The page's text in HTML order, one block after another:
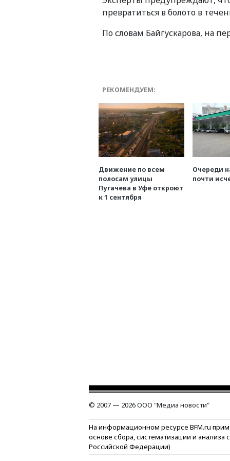
превратиться в болото в
По словам Байгускарова, на
РЕКОМЕНДУЕМ:
Движение по всем
полосам улицы
Пугачева в Уфе откроют
к 1 сентября
Очереди
почти
© 2007 — 2026 ООО "Медиа новости"
На информационном ресурсе BFM.ru
основе сбора, систематизации и
Российской Федерации)